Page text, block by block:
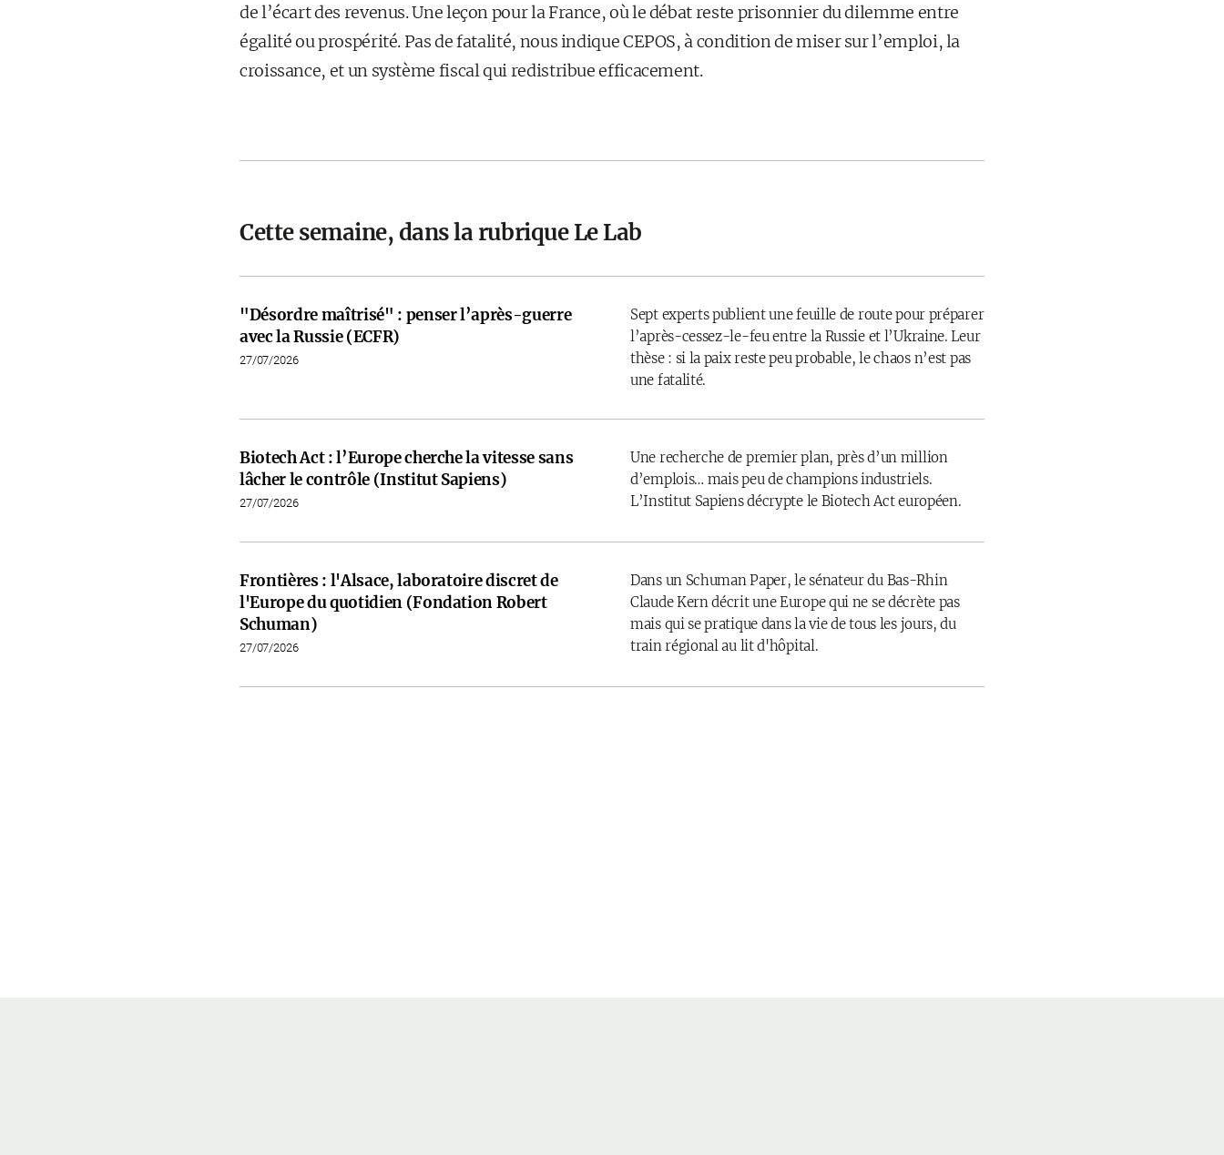
de l’écart des revenus. Une leçon pour la France, où le débat reste prisonnier du dilemme entre
égalité ou prospérité. Pas de fatalité, nous indique CEPOS, à condition de miser sur l’emploi, la
croissance, et un système fiscal qui redistribue efficacement.
Cette semaine, dans la rubrique Le Lab
"Désordre maîtrisé" : penser l’après-guerre
avec la Russie (ECFR)
27/07/2026
Sept experts publient une feuille de route pour préparer
l’après-cessez-le-feu entre la Russie et l’Ukraine. Leur
thèse : si la paix reste peu probable, le chaos n’est pas
une fatalité.
Biotech Act : l’Europe cherche la vitesse sans
lâcher le contrôle (Institut Sapiens)
27/07/2026
Une recherche de premier plan, près d’un million
d’emplois… mais peu de champions industriels.
L’Institut Sapiens décrypte le Biotech Act européen.
Frontières : l'Alsace, laboratoire discret de
l'Europe du quotidien (Fondation Robert
Schuman)
27/07/2026
Dans un Schuman Paper, le sénateur du Bas-Rhin
Claude Kern décrit une Europe qui ne se décrète pas
mais qui se pratique dans la vie de tous les jours, du
train régional au lit d'hôpital.